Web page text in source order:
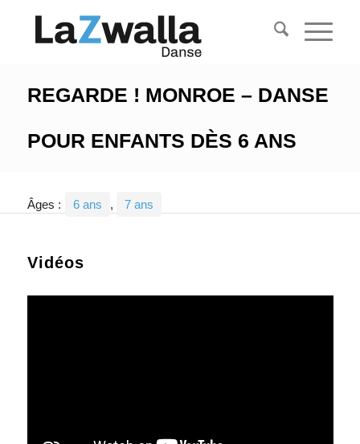
REGARDE ! MONROE – DANSE
POUR ENFANTS DÈS 6 ANS
Âges : 6 ans , 7 ans
Vidéos